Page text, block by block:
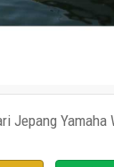
Jepang Yamaha